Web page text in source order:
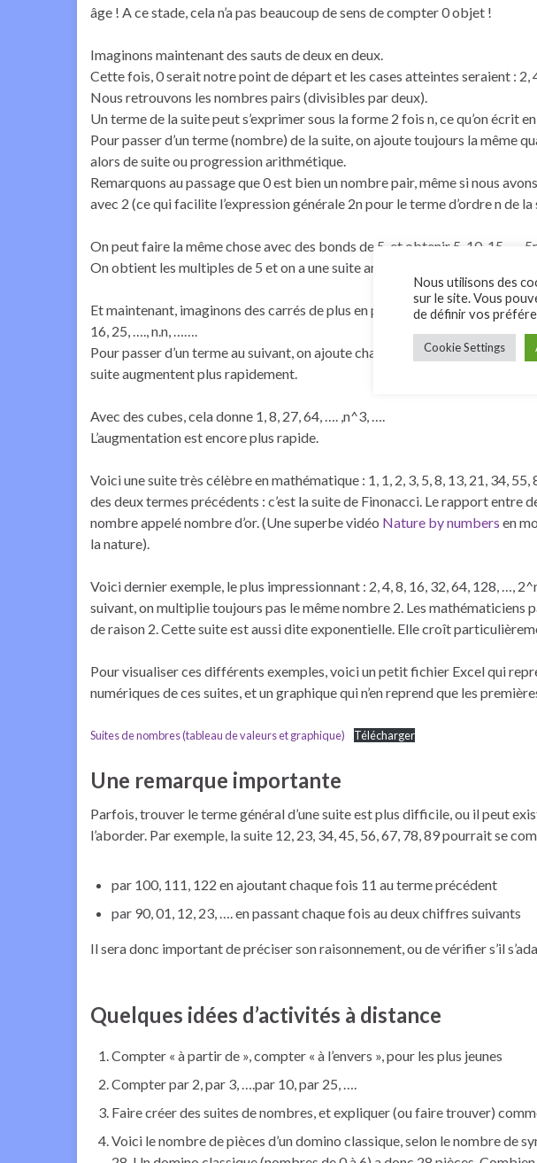
âge ! A ce stade, cela n’a pas beaucoup de sens de compter 0 objet !
Imaginons maintenant des sauts de deux en deux.
Cette fois, 0 serait notre point de départ et les cases atteintes seraient : 2,
Nous retrouvons les nombres pairs (divisibles par deux).
Un terme de la suite peut s’exprimer sous la forme 2 fois n, ce qu’on écrit
Pour passer d’un terme (nombre) de la suite, on ajoute toujours la même
alors de suite ou progression arithmétique.
Remarquons au passage que 0 est bien un nombre pair, même si nous
avec 2 (ce qui facilite l’expression générale 2n pour le terme d’ordre n de la
On peut faire la même chose avec des bonds de 5, et obtenir 5, 10, 15, …,
On obtient les multiples de 5 et on a une suite arithmétique de raison 5 (ce
Et maintenant, imaginons des carrés de plus en plus grands, et intéressons-
16, 25, …., n.n, …….
Pour passer d’un terme au suivant, on ajoute chaque fois un nombre impair
suite augmentent plus rapidement.
Avec des cubes, cela donne 1, 8, 27, 64, …. ,n^3, ….
L’augmentation est encore plus rapide.
Voici une suite très célèbre en mathématique : 1, 1, 2, 3, 5, 8, 13, 21, 34,
des deux termes précédents : c’est la suite de Finonacci. Le rapport entre
nombre appelé nombre d’or. (Une superbe vidéo Nature by numbers en
la nature).
Voici dernier exemple, le plus impressionnant : 2, 4, 8, 16, 32, 64, 128, …,
suivant, on multiplie toujours pas le même nombre 2. Les mathématiciens
de raison 2. Cette suite est aussi dite exponentielle. Elle croît
Pour visualiser ces différents exemples, voici un petit fichier Excel qui
numériques de ces suites, et un graphique qui n’en reprend que les
Suites de nombres (tableau de valeurs et graphique) Télécharger
Une remarque importante
Parfois, trouver le terme général d’une suite est plus difficile, ou il peut
l’aborder. Par exemple, la suite 12, 23, 34, 45, 56, 67, 78, 89 pourrait se
par 100, 111, 122 en ajoutant chaque fois 11 au terme précédent
par 90, 01, 12, 23, …. en passant chaque fois au deux chiffres suivants
Il sera donc important de préciser son raisonnement, ou de vérifier s’il
Quelques idées d’activités à distance
Compter « à partir de », compter « à l’envers », pour les plus jeunes
Compter par 2, par 3, ….par 10, par 25, ….
Faire créer des suites de nombres, et expliquer (ou faire trouver)
Voici le nombre de pièces d’un domino classique, selon le nombre de
Nous utilisons des
sur le site. Vous
de définir vos
Cookie Settings